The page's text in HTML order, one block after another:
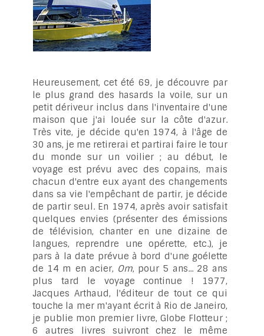
Heureusement, cet été 69, je découvre par
le plus grand des hasards la voile, sur un
petit dériveur inclus dans l'inventaire d'une
maison que j'ai louée sur la côte d'azur.
Très vite, je décide qu'en 1974, à l'âge de
30 ans, je me retirerai et partirai faire le tour
du monde sur un voilier ; au début, le
voyage est prévu avec des copains, mais
chacun d'entre eux ayant des changements
dans sa vie l'empêchant de partir, je décide
de partir seul. En 1974, après avoir satisfait
quelques envies (présenter des émissions
de télévision, chanter en une dizaine de
langues, reprendre une opérette, etc.), je
pars à la date prévue à bord d'une goélette
de 14 m en acier, Om, pour 5 ans... 28 ans
plus tard le voyage continue ! 1977,
Jacques Arthaud, l'éditeur de tout ce qui
touche la mer m'ayant écrit à Rio de Janeiro,
je publie mon premier livre, Globe Flotteur ;
6 autres livres suivront chez le même